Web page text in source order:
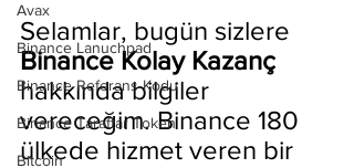
Avax
Binance Lanuchpad
Binance Referans Kodu
Binance Taraftar Token
Bitcoin
Selamlar, bugün sizlere
Binance Kolay Kazanç
hakkında bilgiler
vereceğim. Binance 180
ülkede hizmet veren bir